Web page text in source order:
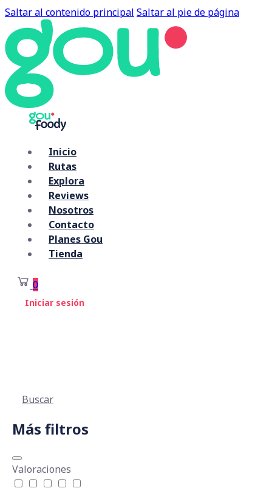
Saltar al contenido principal Saltar al pie de página
Inicio
Rutas
Explora
Reviews
Nosotros
Contacto
Planes Gou
Tienda
0
Iniciar sesión
Buscar
Más filtros
Valoraciones